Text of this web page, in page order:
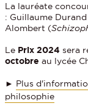
La lauréate
: Guillaume
Alombert (
Le Prix 2024 sera
octobre au lycée
► Plus
philosophie